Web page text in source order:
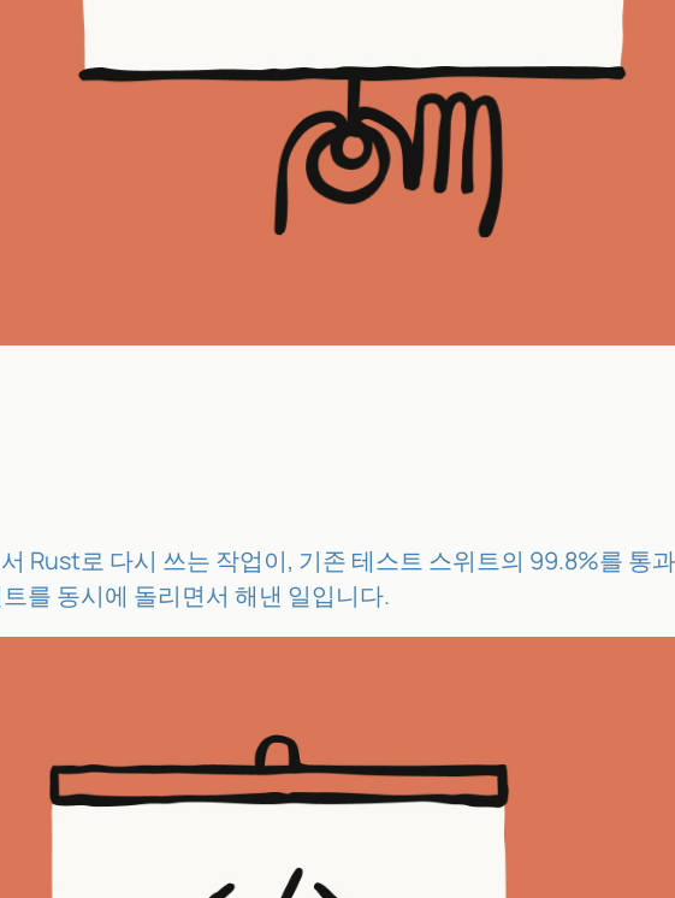
Rust로 다시 쓰는 작업이, 기존 테스트 스위트의 99.8%를 통
를 동시에 돌리면서 해낸 일입니다.